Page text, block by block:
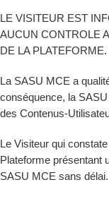
LE VISITEUR EST
AUCUN CONTROLE
DE LA PLATEFORME.
La SASU MCE a
conséquence, la
des Contenus-
Le Visiteur qui
Plateforme présentant
SASU MCE sans délai.